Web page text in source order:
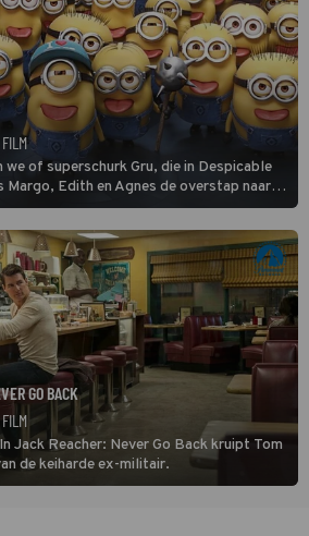
FILM
we of superschurk Gru, die in Despicable
Margo, Edith en Agnes de overstap naar
ook op dat pad weet te blijven.
GO BACK
FILM
Jack Reacher: Never Go Back kruipt Tom
de keiharde ex-militair.